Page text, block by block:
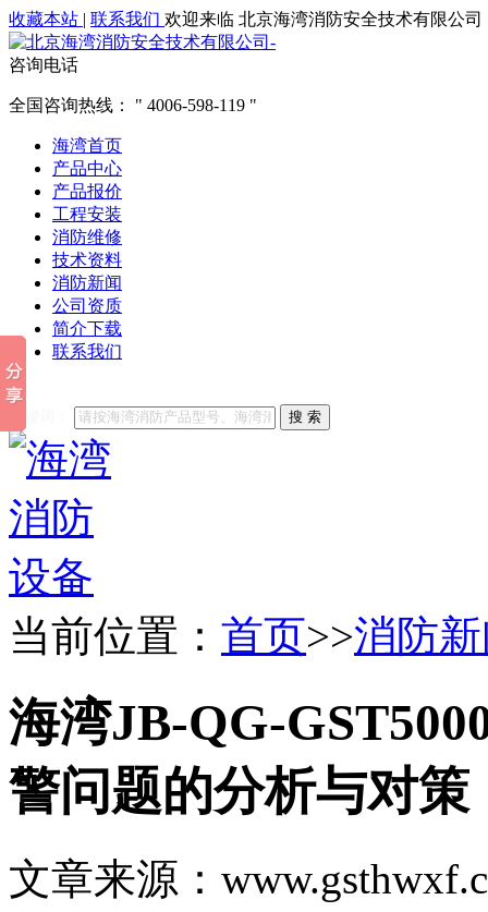
收藏本站 | 联系我们 欢迎来临 北京海湾消防安全技术有限公司
咨询电话
全国咨询热线： 4006-598-119
海湾首页
产品中心
产品报价
工程安装
消防维修
技术资料
消防新闻
公司资质
简介下载
联系我们
他们都在搜索:
搜 索
当前位置： 首页>>消防
海湾JB-QG-
警问题的分析与对策
文章来源：